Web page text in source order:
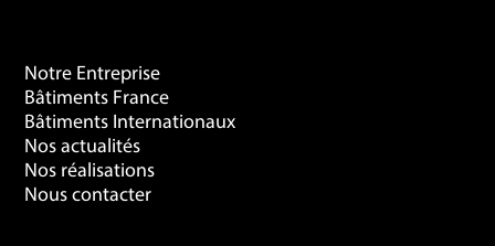
Notre Entreprise
Bâtiments France
Bâtiments Internationaux
Nos actualités
Nos réalisations
Nous contacter